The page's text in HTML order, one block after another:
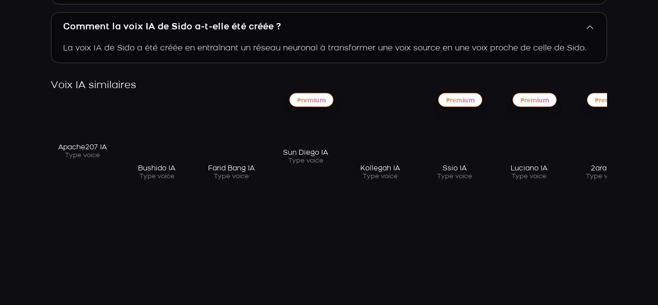
Comment la voix IA de Sido a-t-elle été créée ?
La voix IA de Sido a été créée en entraînant un réseau neuronal à transformer une voix source en une voix proche de celle de Sido.
Voix IA similaires
Apache207 IA
Type voice
Bushido IA
Type voice
Farid Bang IA
Type voice
Premium
Sun Diego IA
Type voice
Kollegah IA
Type voice
Premium
Ssio IA
Type voice
Premium
Luciano IA
Type voice
Premium
2ara IA
Type voice